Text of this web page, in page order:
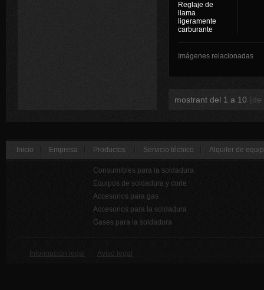
Reglaje de
llama
ligeramente
carburante
Imágenes relacionadas
mostrant del 1 a 10 (de
Alquiler de
Servicio técnico
Productos
Consumibles para la soldadura
Equipos de soldadura y corte
Accesorios para gas
Accesorios para la soldadura
Gases para la soldadura
Empresa
Inicio
Información legal Aviso legal